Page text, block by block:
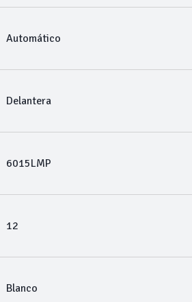
Automático
Delantera
6015LMP
12
Blanco